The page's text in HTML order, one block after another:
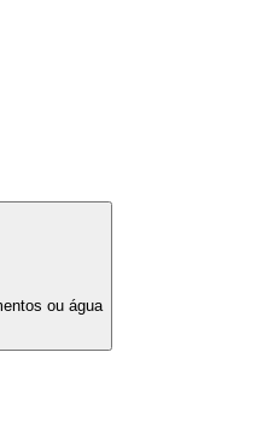
ou água